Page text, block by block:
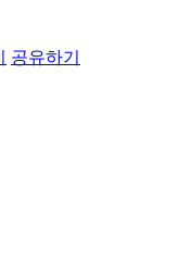
공유하기